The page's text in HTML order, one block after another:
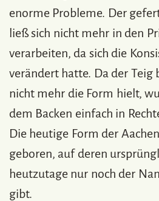
enorme Probleme. Der
ließ sich nicht mehr in den
verarbeiten, da sich die
verändert hatte. Da der Teig
nicht mehr die Form hielt,
dem Backen einfach in
Die heutige Form der
geboren, auf deren
heutzutage nur noch der
gibt.